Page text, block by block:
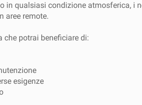
in qualsiasi condizione atmosferica,
aree remote.
potrai beneficiare di:
esigenze